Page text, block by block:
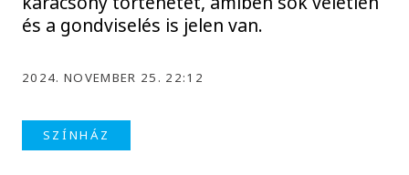
és a gondviselés is jelen van.
2024. NOVEMBER 25. 22:12
SZÍNHÁZ